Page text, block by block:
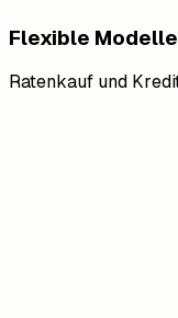
Flexible Modelle
Ratenkauf und